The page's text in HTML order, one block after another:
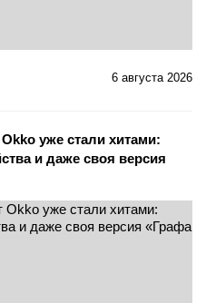
6 августа 2026
уже стали хитами:
и даже своя версия